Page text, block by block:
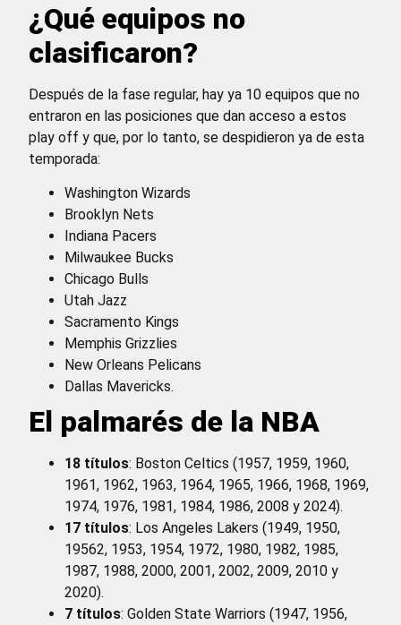
¿Qué equipos no
clasificaron?
Después de la fase regular, hay ya 10 equipos que no
entraron en las posiciones que dan acceso a estos
play off y que, por lo tanto, se despidieron ya de esta
temporada:
Washington Wizards
Brooklyn Nets
Indiana Pacers
Milwaukee Bucks
Chicago Bulls
Utah Jazz
Sacramento Kings
Memphis Grizzlies
New Orleans Pelicans
Dallas Mavericks.
El palmarés de la NBA
18 títulos: Boston Celtics (1957, 1959, 1960,
1961, 1962, 1963, 1964, 1965, 1966, 1968, 1969,
1974, 1976, 1981, 1984, 1986, 2008 y 2024).
17 títulos: Los Angeles Lakers (1949, 1950,
19562, 1953, 1954, 1972, 1980, 1982, 1985,
1987, 1988, 2000, 2001, 2002, 2009, 2010 y
2020).
7 títulos: Golden State Warriors (1947, 1956,